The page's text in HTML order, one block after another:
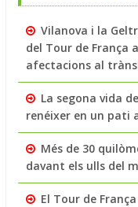
Vilanova i la
del Tour de França
afectacions al
La segona vida
renéixer en un pati
Més de 30
davant els ulls del
El Tour de